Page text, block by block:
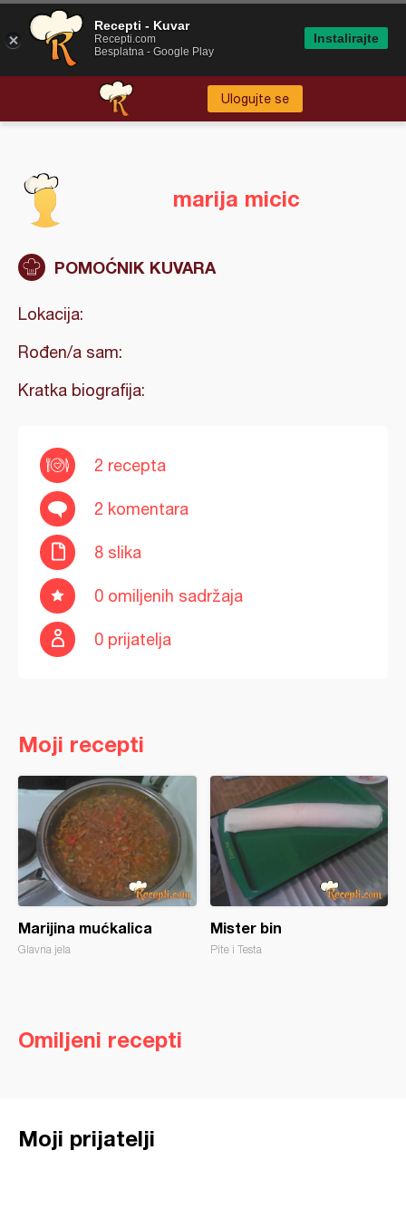
Ulogujte se
marija micic
POMOĆNIK KUVARA
Lokacija:
Rođen/a sam:
Kratka biografija:
2 recepta
2 komentara
8 slika
0 omiljenih sadržaja
0 prijatelja
Moji recepti
Marijina mućkalica
Glavna jela
Mister bin
Pite i Testa
Omiljeni recepti
Moji prijatelji
Recepti - Kuvar
Recepti.com
Besplatna - Google Play
Instalirajte